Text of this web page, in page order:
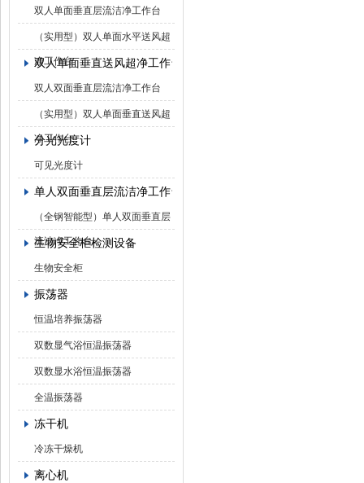
双人单面垂直层流洁净工作台
（实用型）双人单面水平送风超
净工作台
双人单面垂直送风超净工作台
双人双面垂直层流洁净工作台
（实用型）双人单面垂直送风超
净工作台
分光光度计
可见光度计
单人双面垂直层流洁净工作台
（全钢智能型）单人双面垂直层
流洁净工作台
生物安全柜检测设备
生物安全柜
振荡器
恒温培养振荡器
双数显气浴恒温振荡器
双数显水浴恒温振荡器
全温振荡器
冻干机
冷冻干燥机
离心机